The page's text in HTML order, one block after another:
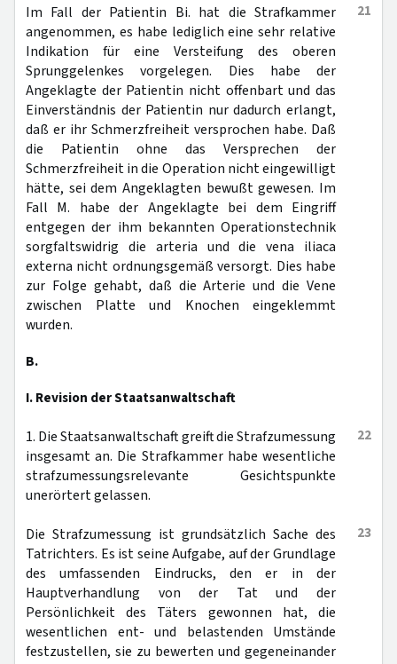
21
Im Fall der Patientin Bi. hat die Strafkammer
angenommen, es habe lediglich eine sehr relative
Indikation für eine Versteifung des oberen
Sprunggelenkes vorgelegen. Dies habe der
Angeklagte der Patientin nicht offenbart und das
Einverständnis der Patientin nur dadurch erlangt,
daß er ihr Schmerzfreiheit versprochen habe. Daß
die Patientin ohne das Versprechen der
Schmerzfreiheit in die Operation nicht eingewilligt
hätte, sei dem Angeklagten bewußt gewesen. Im
Fall M. habe der Angeklagte bei dem Eingriff
entgegen der ihm bekannten Operationstechnik
sorgfaltswidrig die arteria und die vena iliaca
externa nicht ordnungsgemäß versorgt. Dies habe
zur Folge gehabt, daß die Arterie und die Vene
zwischen Platte und Knochen eingeklemmt
wurden.
B.
I. Revision der Staatsanwaltschaft
22
1. Die Staatsanwaltschaft greift die Strafzumessung
insgesamt an. Die Strafkammer habe wesentliche
strafzumessungsrelevante Gesichtspunkte
unerörtert gelassen.
23
Die Strafzumessung ist grundsätzlich Sache des
Tatrichters. Es ist seine Aufgabe, auf der Grundlage
des umfassenden Eindrucks, den er in der
Hauptverhandlung von der Tat und der
Persönlichkeit des Täters gewonnen hat, die
wesentlichen ent- und belastenden Umstände
festzustellen, sie zu bewerten und gegeneinander